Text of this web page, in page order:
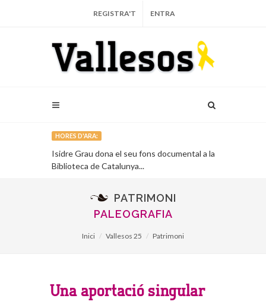
REGISTRA'T ENTRA
HORES D'ARA:
Isidre Grau dona el seu fons documental a la
Biblioteca de Catalunya...
PATRIMONI
PALEOGRAFIA
Inici Vallesos 25 Patrimoni
Una aportació singular